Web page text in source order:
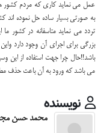
عمل می نماید کاری که مردم کشور
به صورتی بسیار ساده حل نموده اند
تردد می نماید متاسفانه در
بزرگی برای اجرای آن وجود دارد
باشد!!حال چرا جهت استفاده از این
می باشد که ورود به آن باعث حذف
نویسنده
محمد حسن